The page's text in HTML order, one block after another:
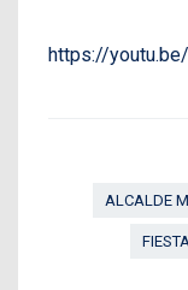
https://
ALCALDE